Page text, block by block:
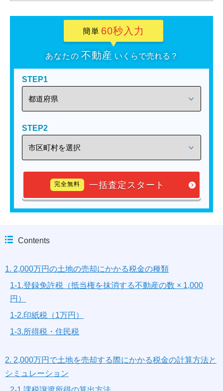
簡単 60秒入力
あなたの 不動産 いくらで売れる？
STEP1
STEP2
完全無料 一括査定スタート
Contents
1. 2,000万円の土地の売却にかかる税金の種類
1-1.登録免許税（抵当権を抹消する不動産の数 × 1,000
円）
1-2.印紙税（1万円）
1-3.所得税・住民税
2. 2,000万円で土地を売却する際にかかる税金の計算方法と
シミュレーション